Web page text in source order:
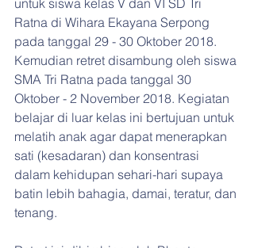
untuk siswa kelas V dan VI SD Tri
Ratna di Wihara Ekayana Serpong
pada tanggal 29 - 30 Oktober 2018.
Kemudian retret disambung oleh siswa
SMA Tri Ratna pada tanggal 30
Oktober - 2 November 2018. Kegiatan
belajar di luar kelas ini bertujuan untuk
melatih anak agar dapat menerapkan
sati (kesadaran) dan konsentrasi
dalam kehidupan sehari-hari supaya
batin lebih bahagia, damai, teratur, dan
tenang.